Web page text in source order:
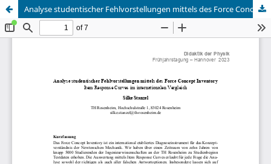
Analyse studentischer Fehlvorstellungen mittels des Force Concept Inventory